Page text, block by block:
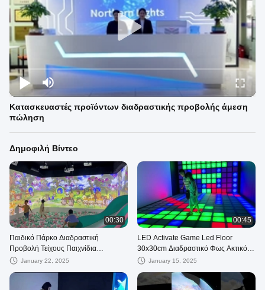
Κατασκευαστές προϊόντων διαδραστικής προβολής άμεση
πώληση
Δημοφιλή Βίντεο
00:30
Παιδικό Πάρκο Διαδραστική
Προβολή Τείχους Παιχνίδια
Σπάζοντας μπάλες
January 22, 2025
00:45
LED Activate Game Led Floor
30x30cm Διαδραστικό Φως Ακτικό
Παιχνίδι Led Floor
January 15, 2025